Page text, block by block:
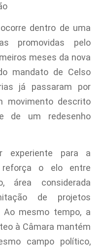
dentro de uma
promovidas pelo
meses da nova
mandato de Celso
já passaram por
movimento descrito
de um redesenho
experiente para a
reforça o elo entre
área considerada
de projetos
Ao mesmo tempo, a
à Câmara mantém
campo político,